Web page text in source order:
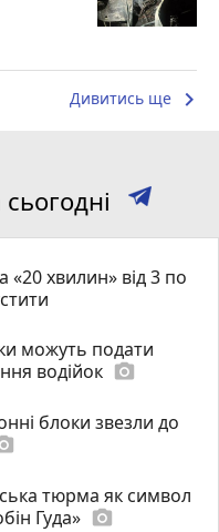
Дивитись ще keyboard_arrow_right
хвилин» від 3 по
можуть подати
водійок photo_camera
блоки звезли до
тюрма як символ
Гуда» photo_camera